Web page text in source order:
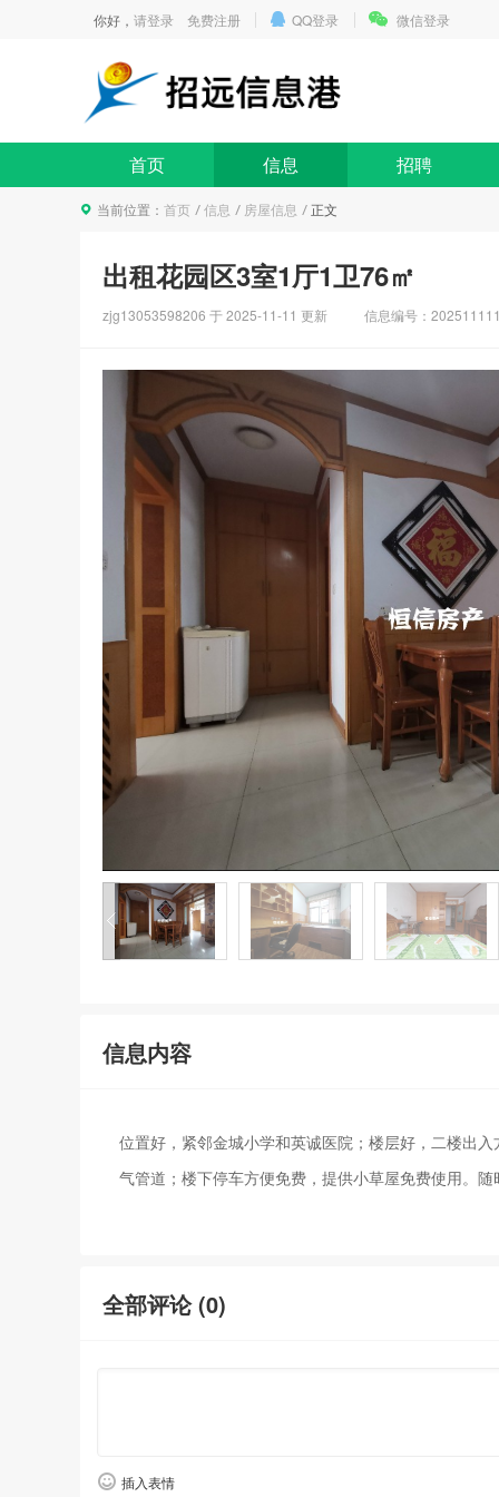
你好， 请登录 免费注册 QQ登录 微信登录
首页 信息 招聘
当前位置： 首页 信息 房屋信息 正文
出租花园区3室1厅1卫76㎡
zjg13053598206 于2025-11-11 更新 信息编号：
信息内容
位置好，紧邻金城小学和英诚医院；楼层好，二楼出
气管道；楼下停车方便免费，提供小草屋免费使用。随
全部评论 (0)
插入表情